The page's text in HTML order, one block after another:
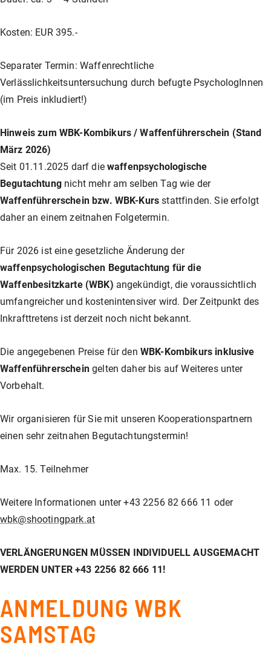
Management
Faustfeuerwaffen
GLOCK Training
Halbautomaten-& PCC-Kurse
Long Range Shooting
Kurse: IPSC
Kurse: Faustfeuerwaffen
Halbautomaten-& PCC-Kurse
Long Range Shooting
Kosten: EUR 395.-
Separater Termin: Waffenrechtliche
Verlässlichkeitsuntersuchung durch befugte PsychologInnen
(im Preis inkludiert!)
Hinweis zum WBK-Kombikurs / Waffenführerschein (Stand
März 2026)
Seit 01.11.2025 darf die waffenpsychologische
Begutachtungnicht mehr am selben Tag wie der
Waffenführerschein bzw. WBK-Kurs stattfinden. Sie erfolgt
daher an einem zeitnahen Folgetermin.
Für 2026 ist eine gesetzliche Änderung der
waffenpsychologischen Begutachtung für die
Waffenbesitzkarte (WBK) angekündigt, die voraussichtlich
umfangreicher und kostenintensiver wird. Der Zeitpunkt des
Inkrafttretens ist derzeit noch nicht bekannt.
Die angegebenen Preise für den WBK-Kombikurs inklusive
Waffenführerscheingelten daher bis auf Weiteres unter
Vorbehalt.
Wir organisieren für Sie mit unseren Kooperationspartnern
einen sehr zeitnahen Begutachtungstermin!
Max. 15. Teilnehmer
Weitere Informationen unter +43 2256 82 666 11 oder
wbk@shootingpark.at
VERLÄNGERUNGEN MÜSSEN INDIVIDUELL AUSGEMACHT
WERDEN UNTER +43 2256 82 666 11!
ANMELDUNG WBK
SAMSTAG